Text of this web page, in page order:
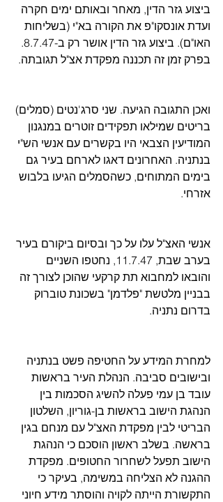
ביצוע גזר הדין, מאחר ובאותם ימים חקרה
ועדת אונסקו"פ את הקורה בא"י (בשליחות
האו"ם). ביצוע גזר הדין אושר רק ב-8.7.47.
בפרק זמן זה תכננה מפקדת אצ"ל תגובתה.
ואכן התגובה הגיעה. שני סרג'נטים (סמלים)
בריטים שמילאו תפקידים זוטרים במנגנון
המודיעין הצבאי היו בקשרים עם אנשי הש"י
בנתניה. האחרונים דאגו לארחם בעיר גם
בימים המתוחים, כשהסמלים הגיעו בלבוש
אזרחי.
אנשי האצ"ל עלו על כך ובסיום ביקורם בעיר
בערב שבת, 11.7.47, נחטפו השניים
והובאו למחבוא תת קרקעי שהוכן לצורך זה
בבניין מלטשת "פלדמן" בשכונת טוברוק
בדרום נתניה.
למחרת המידע על החטיפה פשט בנתניה
ובישובים סביבה. הנהלת העיר בראשות
עובד בן עמי פעלה להשיג הסכמות בין
הנהגת הישוב בראשות בן-גוריון, השלטון
הבריטי לבין מפקדת האצ"ל עם מנחם בגין
בראשה. בשלב ראשון הוסכם כי הנהגת
הישוב תפעל לשחרור החטופים. מפקדת
ההגנה לא הצליחה במשימה, בעיקר כי
התקשורת הייתה לקויה והוסתר מידע חיוני